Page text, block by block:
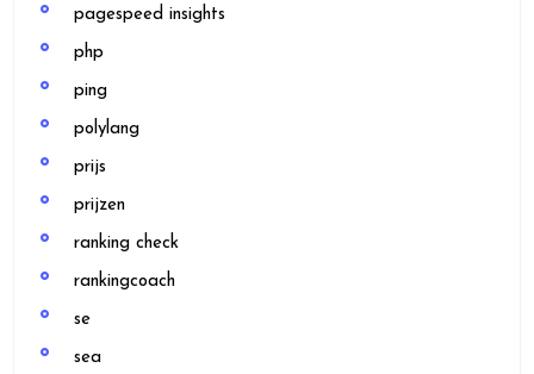
pagespeed insights
php
ping
polylang
prijs
prijzen
ranking check
rankingcoach
se
sea